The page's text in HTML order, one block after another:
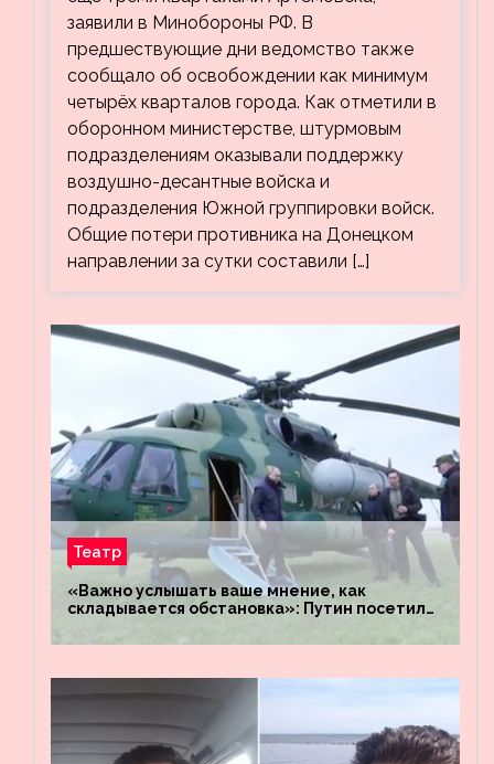
заявили в Минобороны РФ. В
предшествующие дни ведомство также
сообщало об освобождении как минимум
четырёх кварталов города. Как отметили в
оборонном министерстве, штурмовым
подразделениям оказывали поддержку
воздушно-десантные войска и
подразделения Южной группировки войск.
Общие потери противника на Донецком
направлении за сутки составили […]
Театр
«Важно услышать ваше мнение, как
складывается обстановка»: Путин посетил
«Восток»